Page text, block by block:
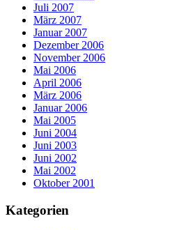
Juli 2007
März 2007
Januar 2007
Dezember 2006
November 2006
Mai 2006
April 2006
März 2006
Januar 2006
Mai 2005
Juni 2004
Juni 2003
Juni 2002
Mai 2002
Oktober 2001
Kategorien